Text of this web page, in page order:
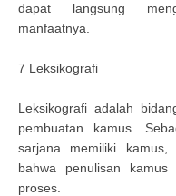
dapat langsung
manfaatnya.
7 Leksikografi
Leksikografi adalah
pembuatan kamus.
sarjana memiliki
bahwa penulisan
proses.